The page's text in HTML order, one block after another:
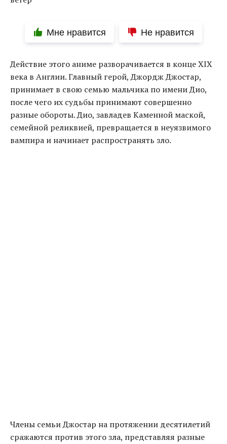
Мне нравится Не нравится
Действие этого аниме разворачивается в конце XIX
века в Англии. Главный герой, Джордж Джостар,
принимает в свою семью мальчика по имени Дио,
после чего их судьбы принимают совершенно
разные обороты. Дио, завладев Каменной маской,
семейной реликвией, превращается в неуязвимого
вампира и начинает распространять зло.
Члены семьи Джостар на протяжении десятилетий
сражаются против этого зла, представляя разные